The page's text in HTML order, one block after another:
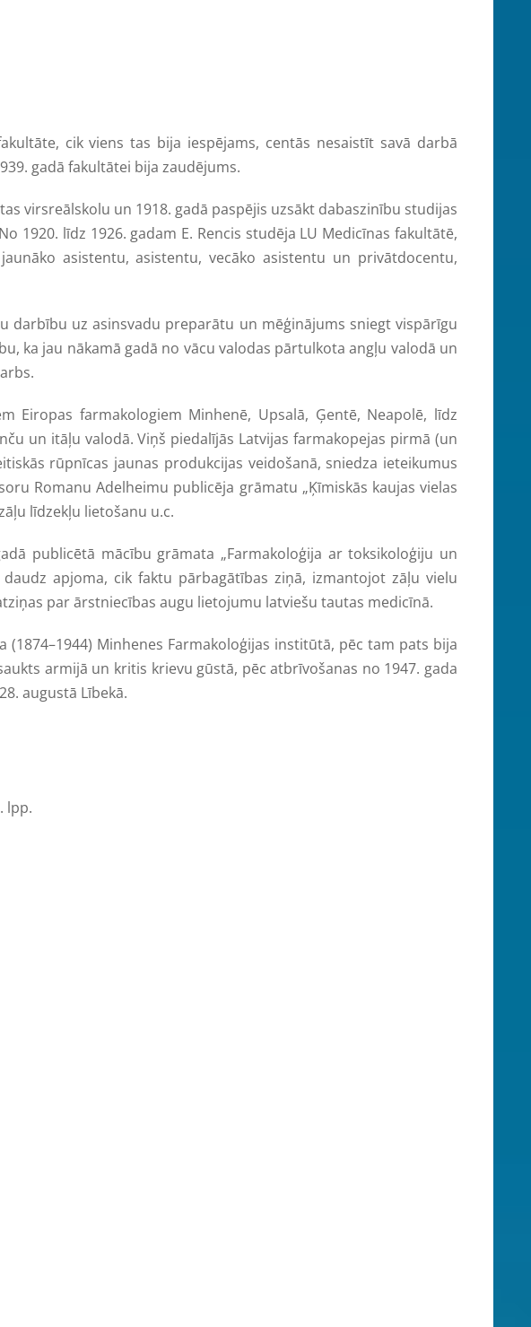
cik viens tas bija iespējams, centās nesaistīt savā darbā
gadā fakultātei bija zaudējums.
virsreālskolu un 1918. gadā paspējis uzsākt dabaszinību studijas
1920. līdz 1926. gadam E. Rencis studēja LU Medicīnas fakultātē,
asistentu, asistentu, vecāko asistentu un privātdocentu,
uz asinsvadu preparātu un mēģinājums sniegt vispārīgu
ka jau nākamā gadā no vācu valodas pārtulkota angļu valodā un
farmakologiem Minhenē, Upsalā, Ģentē, Neapolē, līdz
un itāļu valodā. Viņš piedalījās Latvijas farmakopejas pirmā (un
rūpnīcas jaunas produkcijas veidošanā, sniedza ieteikumus
Romanu Adelheimu publicēja grāmatu „Ķīmiskās kaujas vielas
līdzekļu lietošanu u.c.
mācību grāmata „Farmakoloģija ar toksikoloģiju un
apjoma, cik faktu pārbagātības ziņā, izmantojot zāļu vielu
par ārstniecības augu lietojumu latviešu tautas medicīnā.
Minhenes Farmakoloģijas institūtā, pēc tam pats bija
armijā un kritis krievu gūstā, pēc atbrīvošanas no 1947. gada
augustā Lībekā.
lpp.